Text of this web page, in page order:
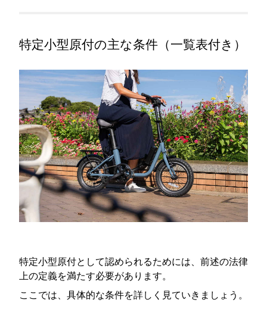
特定小型原付の主な条件（一覧表付き）
特定小型原付として認められるためには、前述の法律
上の定義を満たす必要があります。
ここでは、具体的な条件を詳しく見ていきましょう。